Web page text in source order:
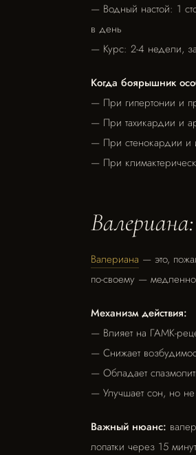
— Водный настой: 1
в день
— Курс: 2-4 недели,
Когда боярышник
— При гипертонии и
— При тахикардии и
— При стенокардии и
— При
Валериана — это,
по-своему —
Механизм действия:
— Влияет на ГАМК-
— Снижает
— Обладает
— Улучшает сон, но
Важный нюанс:
лопатки через 15